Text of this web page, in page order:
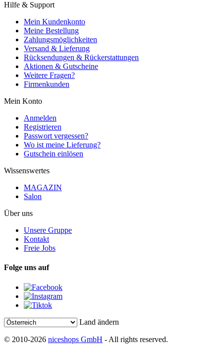
Hilfe & Support
Mein Kundenkonto
Meine Bestellung
Zahlungsmöglichkeiten
Versand & Lieferung
Rücksendungen & Rückerstattungen
Aktionen & Gutscheine
Weitere Fragen?
Firmenkunden
Mein Konto
Anmelden
Registrieren
Passwort vergessen?
Wo ist meine Lieferung?
Gutschein einlösen
Wissenswertes
MAGAZIN
Salon
Über uns
Unsere Gruppe
Kontakt
Freie Jobs
Folge uns auf
Land ändern
© 2010-2026 niceshops GmbH - All rights reserved.